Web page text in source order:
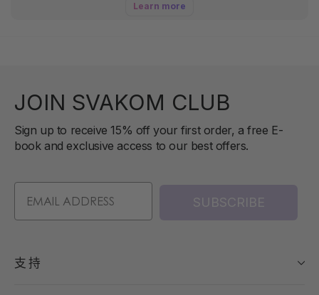
Learn more
JOIN SVAKOM CLUB
Sign up to receive 15% off your first order, a free E-
book and exclusive access to our best offers.
SUBSCRIBE
支持